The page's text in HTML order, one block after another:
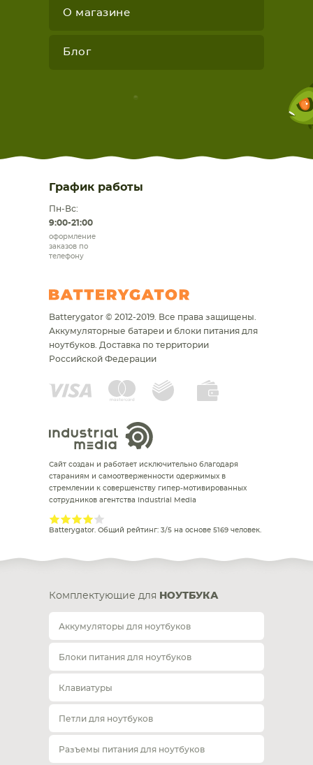
О магазине
Блог
График работы
Пн-Вс:
9:00-21:00
оформление
заказов по
телефону
Batterygator © 2012-2019. Все права защищены.
Аккумуляторные батареи и блоки питания для
ноутбуков. Доставка по территории
Российской Федерации
Сайт создан и работает исключительно благодаря
стараниям и самоотверженности одержимых в
стремлении к совершенству гипер-мотивированных
сотрудников агентства Industrial Media
Batterygator. Общий рейтинг: 3/5 на основе 5169 человек.
Комплектующие для НОУТБУКА
Аккумуляторы для ноутбуков
Блоки питания для ноутбуков
Клавиатуры
Петли для ноутбуков
Разъемы питания для ноутбуков